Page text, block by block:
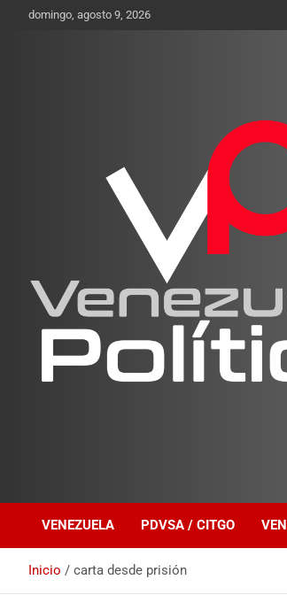
Saltardomingo, agosto 9, 2026
VENEZUELA PDVSA / CITGO
Inicio carta desde prisión